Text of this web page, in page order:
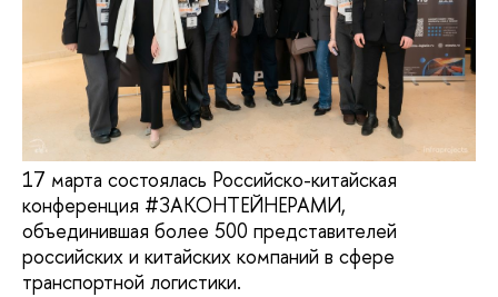
17 марта состоялась Российско-китайская
конференция #ЗАКОНТЕЙНЕРАМИ,
объединившая более 500 представителей
российских и китайских компаний в сфере
транспортной логистики.